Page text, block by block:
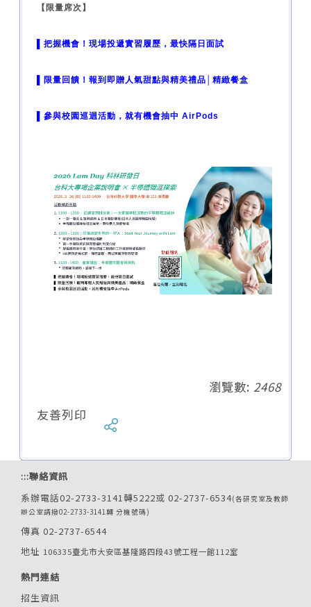
【限量席次】
把握機會！現場投遞實習履歷，最快隔日面試
限量回饋！報到即贈人氣甜點與精美禮品│精緻餐盒
參與校園巡迴活動，就有機會抽中 AirPods
瀏覽數: 2468
友善列印
:::聯絡資訊
系辦電話02-2733-3141轉5222或 02-2737-6534(各研究室及教師
辦公室請撥02-2733-3141轉 分機號碼)
傳真 02-2737-6544
地址 106335臺北市大安區基隆路四段43號工程一館112室
熱門連結
招生資訊